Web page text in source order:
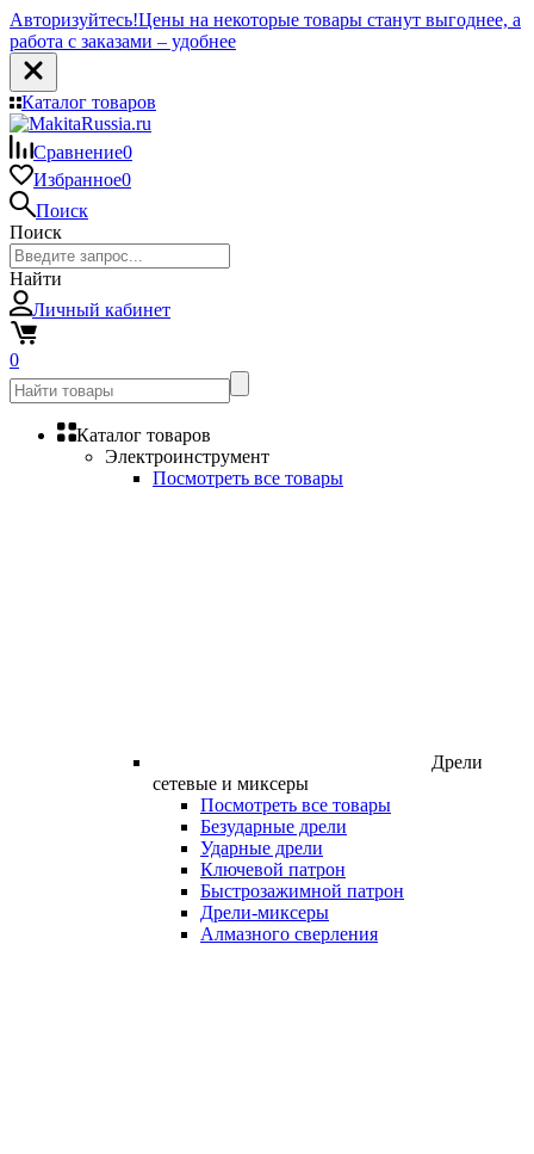
Авторизуйтесь!Цены на некоторые товары станут выгоднее, а
работа с заказами – удобнее
Каталог товаров
Сравнение0
Избранное0
Поиск
Поиск
Найти
Личный кабинет
0
Каталог товаров
Электроинструмент
Посмотреть все товары
Дрели
сетевые и миксеры
Посмотреть все товары
Безударные дрели
Ударные дрели
Ключевой патрон
Быстрозажимной патрон
Дрели-миксеры
Алмазного сверления